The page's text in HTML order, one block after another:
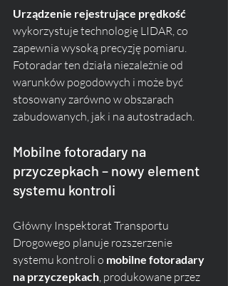
Urządzenie rejestrujące prędkość
wykorzystuje technologię LIDAR, co
zapewnia wysoką precyzję pomiaru.
Fotoradar ten działa niezależnie od
warunków pogodowych i może być
stosowany zarówno w obszarach
zabudowanych, jak i na autostradach.
Mobilne fotoradary na
przyczepkach – nowy element
systemu kontroli
Główny Inspektorat Transportu
Drogowego planuje rozszerzenie
systemu kontroli o mobilne fotoradary
na przyczepkach, produkowane przez